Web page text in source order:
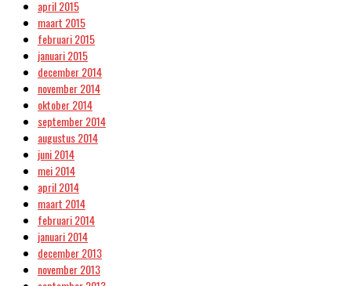
april 2015
maart 2015
februari 2015
januari 2015
december 2014
november 2014
oktober 2014
september 2014
augustus 2014
juni 2014
mei 2014
april 2014
maart 2014
februari 2014
januari 2014
december 2013
november 2013